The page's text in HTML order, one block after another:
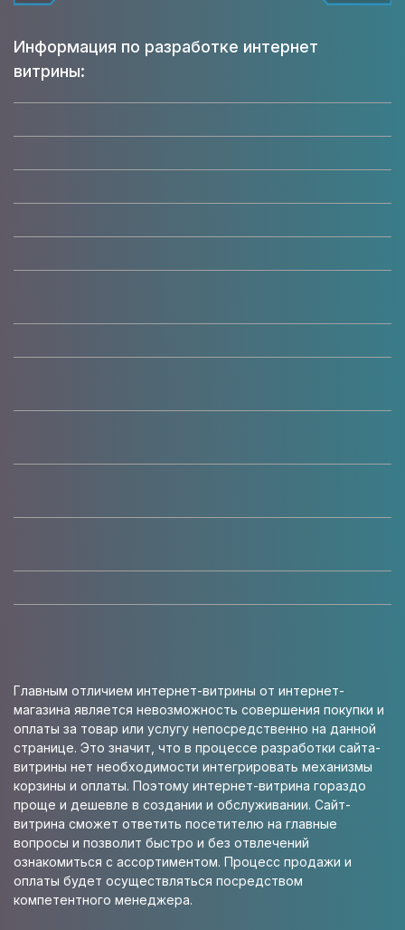
Информация по разработке интернет
витрины:
Главным отличием интернет-витрины от интернет-
магазина является невозможность совершения покупки и
оплаты за товар или услугу непосредственно на данной
странице. Это значит, что в процессе разработки сайта-
витрины нет необходимости интегрировать механизмы
корзины и оплаты. Поэтому интернет-витрина гораздо
проще и дешевле в создании и обслуживании. Сайт-
витрина сможет ответить посетителю на главные
вопросы и позволит быстро и без отвлечений
ознакомиться с ассортиментом. Процесс продажи и
оплаты будет осуществляться посредством
компетентного менеджера.